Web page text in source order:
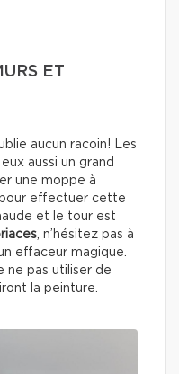
ET
aucun racoin! Les
aussi un grand
une moppe à
effectuer cette
et le tour est
, n’hésitez pas à
effaceur magique.
ne pas utiliser de
la peinture.